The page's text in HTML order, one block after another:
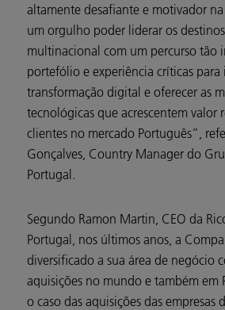
altamente desafiante e motivador
um orgulho poder liderar os
multinacional com um percurso tão
portefólio e experiência críticas para
transformação digital e oferecer as
tecnológicas que acrescentem valor
clientes no mercado Português”,
Gonçalves, Country Manager do
Portugal.
Segundo Ramon Martin, CEO da
Portugal, nos últimos anos, a
diversificado a sua área de negócio
aquisições no mundo e também em
o caso das aquisições das empresas